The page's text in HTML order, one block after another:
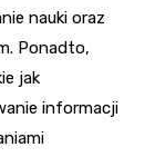
nauki oraz
Ponadto,
jak
informacji